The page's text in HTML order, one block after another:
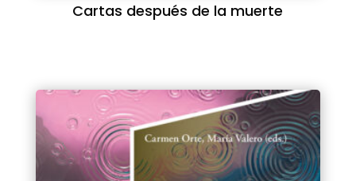
Cartas después de la muerte